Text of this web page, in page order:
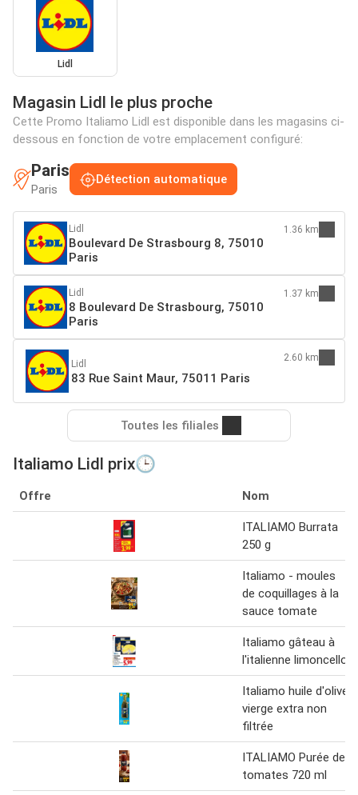
Lidl
Magasin Lidl le plus proche
Cette Promo Italiamo Lidl est disponible dans les magasins ci-
dessous en fonction de votre emplacement configuré:
Paris
Paris
Détection automatique
Lidl
Boulevard De Strasbourg 8, 75010
Paris
1.36 km
Lidl
8 Boulevard De Strasbourg, 75010
Paris
1.37 km
Lidl
83 Rue Saint Maur, 75011 Paris
2.60 km
Toutes les filiales
Italiamo Lidl prix🕒
Offre Nom
ITALIAMO Burrata
250 g
Italiamo - moules
de coquillages à la
sauce tomate
Italiamo gâteau à
l'italienne limoncello
Italiamo huile d'olive
vierge extra non
filtrée
ITALIAMO Purée de
tomates 720 ml